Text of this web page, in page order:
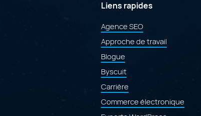
Liens rapides
Agence SEO
Approche de travail
Blogue
Byscuit
Carrière
Commerce électronique